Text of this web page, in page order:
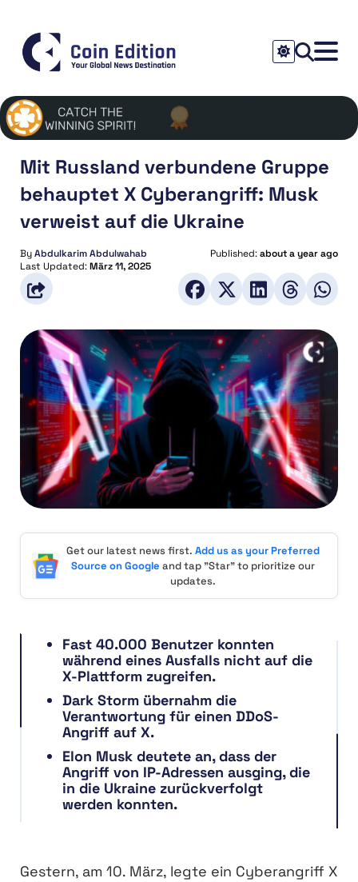
Mit Russland verbundene Gruppe
behauptet X Cyberangriff: Musk
verweist auf die Ukraine
ByAbdulkarim Abdulwahab Published:about a year ago
Last Updated:März 11, 2025
Get our latest news first. Add us as your Preferred
Source on Google and tap "Star" to prioritize our
updates.
Fast 40.000 Benutzer konnten
während eines Ausfalls nicht auf die
X-Plattform zugreifen.
Dark Storm übernahm die
Verantwortung für einen DDoS-
Angriff auf X.
Elon Musk deutete an, dass der
Angriff von IP-Adressen ausging, die
in die Ukraine zurückverfolgt
werden konnten.
Gestern, am 10. März, legte ein Cyberangriff X